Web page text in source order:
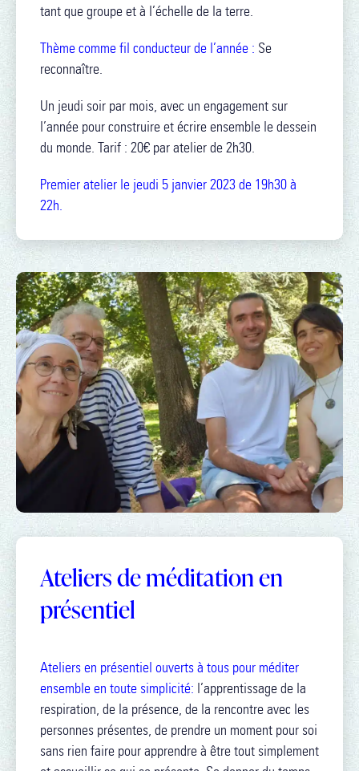
tant que groupe et à l’échelle de la terre.
Thème comme fil conducteur de l’année : Se
reconnaître.
Un jeudi soir par mois, avec un engagement sur
l’année pour construire et écrire ensemble le dessein
du monde. Tarif : 20€ par atelier de 2h30.
Premier atelier le jeudi 5 janvier 2023 de 19h30 à
22h.
Ateliers de méditation en
présentiel
Ateliers en présentiel ouverts à tous pour méditer
ensemble en toute simplicité: l’apprentissage de la
respiration, de la présence, de la rencontre avec les
personnes présentes, de prendre un moment pour soi
sans rien faire pour apprendre à être tout simplement